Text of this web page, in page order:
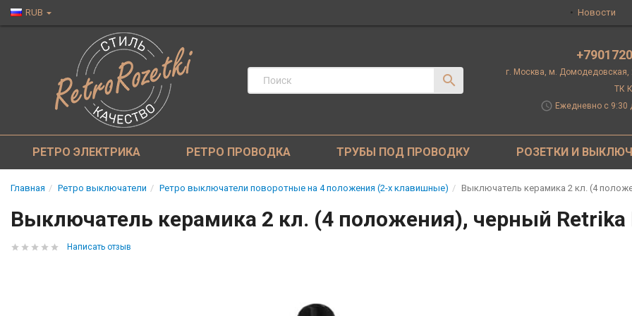
RUB Новости
г. Москва, м.
ТК
schedule Ежедневно с 9:30
РЕТРО ЭЛЕКТРИКА РЕТРО ПРОВОДКА ТРУБЫ ПОД ПРОВОДКУ РОЗЕТКИ И
Главная Ретро выключатели Ретро выключатели поворотные на 4 положения (2-х клавишные) Выключатель керамика 2 кл. (4
Выключатель керамика 2 кл. (4 положения), черный Retrika
Написать отзыв